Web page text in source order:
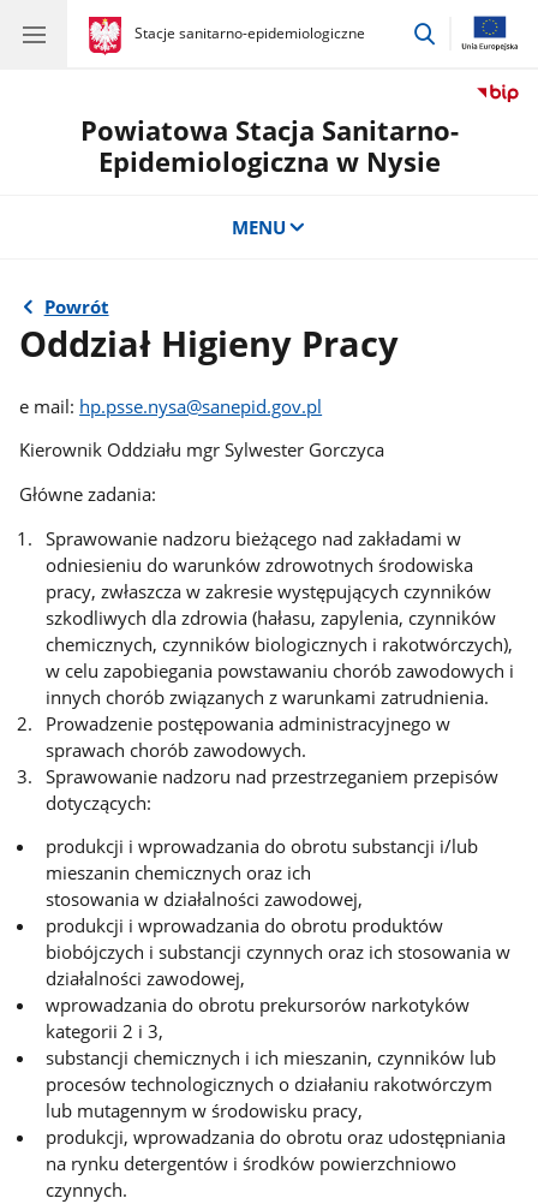
gov.pl
Stacje sanitarno-epidemiologiczne
gov.pl
Stacje
przejdź
Powiatowa Stacja Sanitarno-
Epidemiologiczna w Nysie
MENU
Powrót
Oddział Higieny Pracy
e mail: hp.psse.nysa@sanepid.gov.pl
Kierownik Oddziału mgr Sylwester Gorczyca
Główne zadania:
Sprawowanie nadzoru bieżącego nad zakładami w
odniesieniu do warunków zdrowotnych środowiska
pracy, zwłaszcza w zakresie występujących czynników
szkodliwych dla zdrowia (hałasu, zapylenia, czynników
chemicznych, czynników biologicznych i rakotwórczych),
w celu zapobiegania powstawaniu chorób zawodowych i
innych chorób związanych z warunkami zatrudnienia.
Prowadzenie postępowania administracyjnego w
sprawach chorób zawodowych.
Sprawowanie nadzoru nad przestrzeganiem przepisów
dotyczących:
produkcji i wprowadzania do obrotu substancji i/lub
mieszanin chemicznych oraz ich
stosowania w działalności zawodowej,
produkcji i wprowadzania do obrotu produktów
biobójczych i substancji czynnych oraz ich stosowania w
działalności zawodowej,
wprowadzania do obrotu prekursorów narkotyków
kategorii 2 i 3,
substancji chemicznych i ich mieszanin, czynników lub
procesów technologicznych o działaniu rakotwórczym
lub mutagennym w środowisku pracy,
produkcji, wprowadzania do obrotu oraz udostępniania
na rynku detergentów i środków powierzchniowo
czynnych.